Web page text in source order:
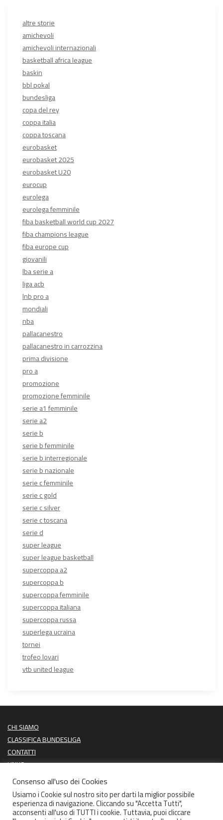
altre storie
amichevoli
amichevoli internazionali
basketball africa league
baskin
bbl pokal
bundesliga
copa del rey
coppa italia
coppa toscana
eurobasket
eurobasket 2025
eurobasket U20
eurocup
eurolega
eurolega femminile
fiba basketball world cup 2027
fiba champions league
fiba europe cup
giovanili
lba serie a
liga acb
lnb pro a
mondiali
nba
pallacanestro
pallacanestro in carrozzina
prima divisione
pro a
promozione
promozione femminile
serie a1 femminile
serie a2
serie b
serie b femminile
serie b interregionale
serie b nazionale
serie c femminile
serie c gold
serie c silver
serie c toscana
serie d
super league
super league basketball
supercoppa a2
supercoppa b
supercoppa femminile
supercoppa italiana
supercoppa russa
superlega ucraina
tornei
trofeo lovari
vtb united league
CHI SIAMO
CLASSIFICA BUNDESLIGA
CONTATTI
LINKS
PROSSIME PARTITE
ULTIMI RISULTATI
Consenso all'uso dei Cookies
Usiamo i Cookie sul nostro sito per darti la miglior possibile
esperienza di navigazione. Cliccando su "Accetta Tutti",
acconsenti all'uso di TUTTI i cookie. Tuttavia, puoi cliccare